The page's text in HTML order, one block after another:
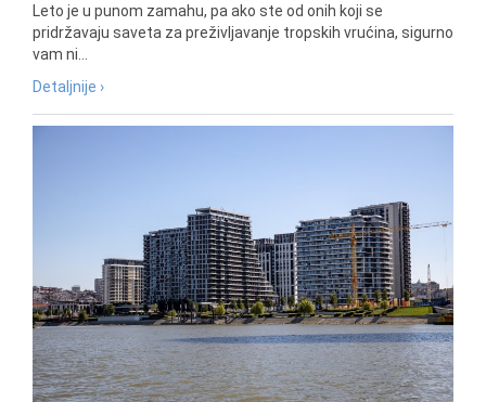
Leto je u punom zamahu, pa ako ste od onih koji se
pridržavaju saveta za preživljavanje tropskih vrućina, sigurno
vam ni...
Detaljnije ›